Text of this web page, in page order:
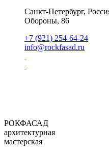
Санкт-Петербург,
Обороны, 86
+7 (921) 254-64-24
info@rockfasad.ru
РОКФАСАД
архитектурная
мастерская